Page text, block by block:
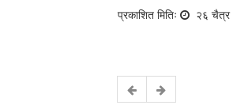
प्रकाशित मितिः २६ चैत्र